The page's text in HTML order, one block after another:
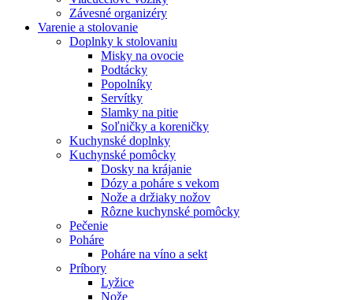
Závesné organizéry
Varenie a stolovanie
Doplnky k stolovaniu
Misky na ovocie
Podtácky
Popolníky
Servítky
Slamky na pitie
Soľničky a koreničky
Kuchynské doplnky
Kuchynské pomôcky
Dosky na krájanie
Dózy a poháre s vekom
Nože a držiaky nožov
Rôzne kuchynské pomôcky
Pečenie
Poháre
Poháre na víno a sekt
Príbory
Lyžice
Nože